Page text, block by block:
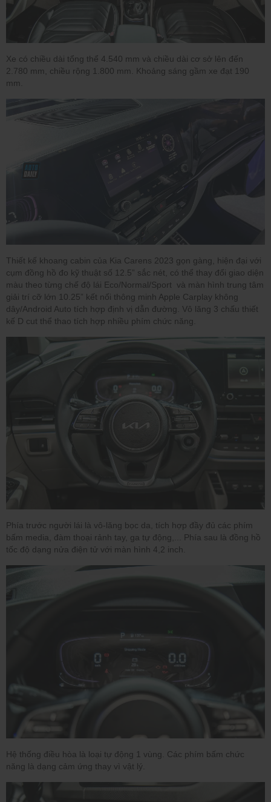
Xe có chiều dài tổng thể 4.540 mm và chiều dài cơ sở lên đến
2.780 mm, chiều rộng 1.800 mm. Khoảng sáng gầm xe đạt 190
mm.
Thiết kế khoang cabin của Kia Carens 2023 gọn gàng, hiện đại với
cụm đồng hồ đo kỹ thuật số 12.5” sắc nét, có thể thay đổi giao diện
màu theo từng chế độ lái Eco/Normal/Sport và màn hình trung tâm
giải trí cỡ lớn 10.25” kết nối thông minh Apple Carplay không
dây/Android Auto tích hợp định vị dẫn đường. Vô lăng 3 chấu thiết
kế D cut thể thao tích hợp nhiều phím chức năng.
Phía trước người lái là vô-lăng bọc da, tích hợp đầy đủ các phím
bấm media, đàm thoại rảnh tay, ga tự động,... Phía sau là đồng hồ
tốc độ dạng nửa điện tử với màn hình 4,2 inch.
Hệ thống điều hòa là loại tự động 1 vùng. Các phím bấm chức
năng là dạng cảm ứng thay vì vật lý.